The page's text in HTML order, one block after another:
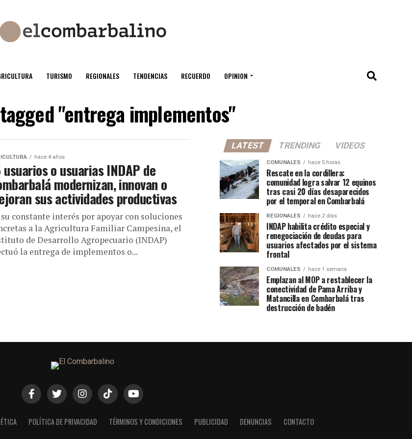
TURISMO REGIONALES TENDENCIAS RECUERDO OPINION
"entrega implementos"
hace 4 años
usuarios o usuarias INDAP de
modernizan, innovan o
sus actividades productivas
su constante interés por apoyar con soluciones
a la Agricultura Familiar Campesina, el
de Desarrollo Agropecuario (INDAP)
la entrega de implementos o...
LATEST TRENDING VIDEOS
COMUNALES hace 5 horas
Rescate en la cordillera:
comunidad logra salvar 12 equinos
tras casi 20 días desaparecidos
por el temporal en Combarbalá
REGIONALES hace 2 días
INDAP habilita crédito especial y
renegociación de deudas para
usuarios afectados por el sistema
frontal
COMUNALES hace 1 semana
Emplazan al MOP a restablecer la
conectividad de Pama Arriba y
Matancilla en Combarbalá tras
destrucción de badén
POLÍTICA DE PRIVACIDAD TÉRMINOS Y CONDICIONES PUBLICIDAD DENUNCIAS CONTACTO